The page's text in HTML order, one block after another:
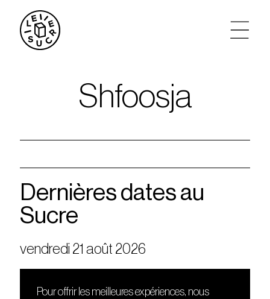
agenda
le sucre max
privatisations
Shfoosja
Dernières dates au
Sucre
vendredi 21 août 2026
Pour offrir les meilleures expériences, nous